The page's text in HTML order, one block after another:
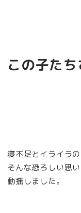
この子たち
寝不足とイライラの
そんな恐ろしい思
動揺しました。